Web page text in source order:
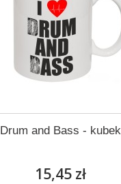
Drum and Bass - kubek
15,45 zł